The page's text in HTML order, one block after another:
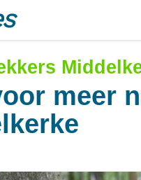
meer